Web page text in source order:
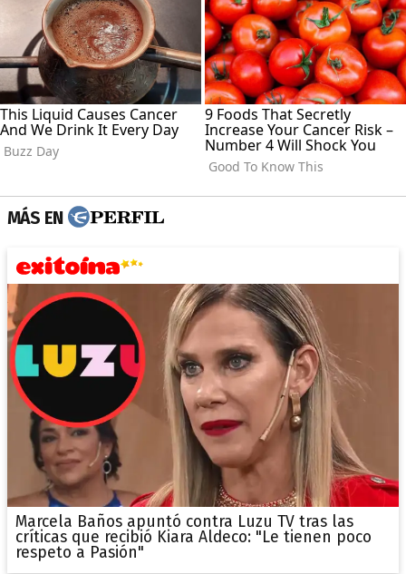
MÁS EN
Marcela Baños apuntó contra Luzu TV tras las
críticas que recibió Kiara Aldeco: "Le tienen poco
respeto a Pasión"